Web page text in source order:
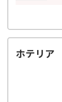
ホテリア